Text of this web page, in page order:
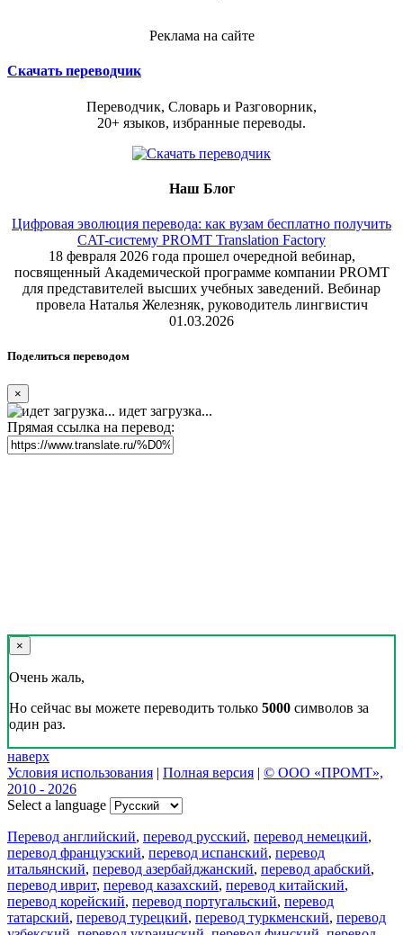
Реклама на сайте
Скачать переводчик
Переводчик, Словарь и Разговорник,
20+ языков, избранные переводы.
Наш Блог
Цифровая эволюция перевода: как вузам бесплатно получить
CAT-систему PROMT Translation Factory
18 февраля 2026 года прошел очередной вебинар,
посвященный Академической программе компании PROMT
для представителей высших учебных заведений. Вебинар
провела Наталья Железняк, руководитель лингвистич
01.03.2026
Поделиться переводом
×
идет загрузка...
Прямая ссылка на перевод:
×
Очень жаль,
Но сейчас вы можете переводить только 5000 символов за
один раз.
наверх
Условия использования | Полная версия | © ООО «ПРОМТ»,
2010 - 2026
Select a language
Перевод английский, перевод русский, перевод немецкий,
перевод французский, перевод испанский, перевод
итальянский, перевод азербайджанский, перевод арабский,
перевод иврит, перевод казахский, перевод китайский,
перевод корейский, перевод португальский, перевод
татарский, перевод турецкий, перевод туркменский, перевод